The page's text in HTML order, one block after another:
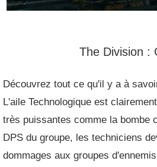
The Division :
Découvrez tout ce qu'il y a à
L'aile Technologique est
très puissantes comme la bombe
DPS du groupe, les techniciens
dommages aux groupes